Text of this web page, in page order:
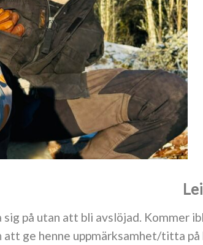
sig på utan att bli avslöjad.
ge henne uppmärksamhet/titta